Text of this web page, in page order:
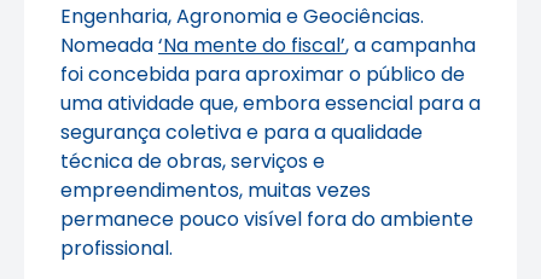
Engenharia, Agronomia e Geociências.
Nomeada‘Na mente do fiscal’, a campanha
foi concebida para aproximar o público de
uma atividade que, embora essencial para a
segurança coletiva e para a qualidade
técnica de obras, serviços e
empreendimentos, muitas vezes
permanece pouco visível fora do ambiente
profissional.